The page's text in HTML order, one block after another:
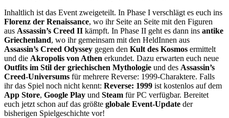
Inhaltlich ist das Event zweigeteilt. In Phase I verschlägt es euch ins
Florenz der Renaissance, wo ihr Seite an Seite mit den Figuren
aus Assassin’s Creed II kämpft. In Phase II geht es dann ins antike
Griechenland, wo ihr gemeinsam mit den HeldInnen aus
Assassin’s Creed Odyssey gegen den Kult des Kosmos ermittelt
und die Akropolis von Athen erkundet. Dazu erwarten euch neue
Outfits im Stil der griechischen Mythologie und des Assassin’s
Creed-Universums für mehrere Reverse: 1999-Charaktere. Falls
ihr das Spiel noch nicht kennt: Reverse: 1999 ist kostenlos auf dem
App Store, Google Play und Steam für PC verfügbar. Bereitet
euch jetzt schon auf das größte globale Event-Update der
bisherigen Spielgeschichte vor!